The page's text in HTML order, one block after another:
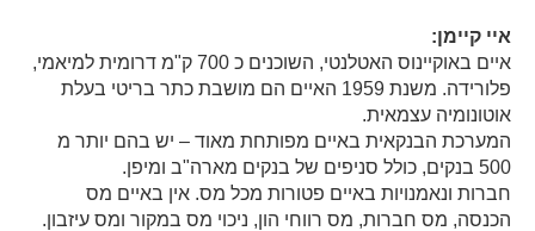
איי קיימן:
איים באוקיינוס האטלנטי, השוכנים כ 700 ק"מ דרומית למיאמי,
פלורידה. משנת 1959 האיים הם מושבת כתר בריטי בעלת
אוטונומיה עצמאית.
המערכת הבנקאית באיים מפותחת מאוד – יש בהם יותר מ
500 בנקים, כולל סניפים של בנקים מארה"ב ומיפן.
חברות ונאמנויות באיים פטורות מכל מס. אין באיים מס
הכנסה, מס חברות, מס רווחי הון, ניכוי מס במקור ומס עיזבון.